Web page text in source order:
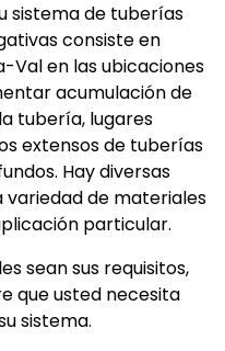
sistema de tuberías
consiste en
Val en las ubicaciones
acumulación de
tubería, lugares
extensos de tuberías
Hay diversas
variedad de materiales
particular.
sean sus requisitos,
que usted necesita
sistema.